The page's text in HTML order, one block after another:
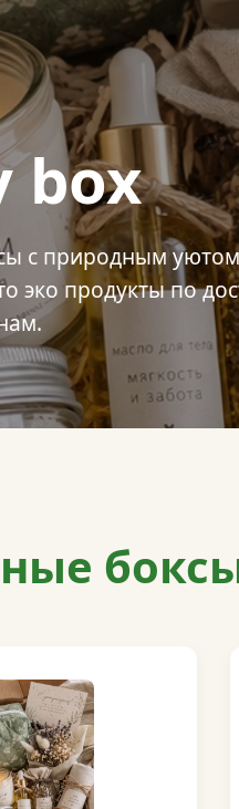
box
с природным
эко продукты по